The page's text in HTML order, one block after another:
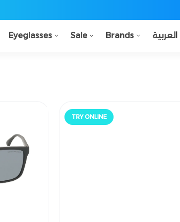
Eyeglasses Sale Brands العربية
TRY ONLINE
جرّب أونلاين